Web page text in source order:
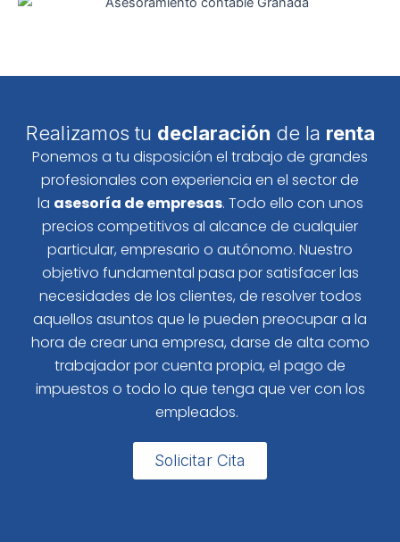
Realizamos tu declaración de la renta
Ponemos a tu disposición el trabajo de grandes
profesionales con experiencia en el sector de
la asesoría de empresas. Todo ello con unos
precios competitivos al alcance de cualquier
particular, empresario o autónomo. Nuestro
objetivo fundamental pasa por satisfacer las
necesidades de los clientes, de resolver todos
aquellos asuntos que le pueden preocupar a la
hora de crear una empresa, darse de alta como
trabajador por cuenta propia, el pago de
impuestos o todo lo que tenga que ver con los
empleados.
Solicitar Cita